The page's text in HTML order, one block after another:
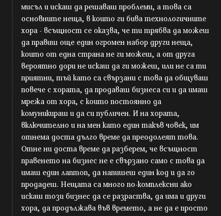
мисъл и искаш да решаваш проблеми, а това са
основните неща, в които ги бива технологичните
хора - всъщност се оказва, че ти трябва да можеш
да правиш още един огромен набор други неща,
които от една страна не ги можеш, а от друга
вероятно дори не искаш да ги можеш, или не са ти
приятни, тъй като са свързани с това да общуваш
повече с хората, да продаваш бизнеса си и да имаш
мрежа от хора, с които постоянно да
комуникираш и да си публичен. И на хората,
включително и на мен като един такъв човек, им
отнема доста дълго време да преодолеят това.
Отне ни доста време да разберем, че всъщност
правенето на бизнес не е свързано само с това да
имаш един лаптоп, да напишеш един код и да го
продадеш. Нещата са много по-комплексни ако
искаш този бизнес да се разраства, да има и други
хора, да продължава във времето, а не да е просто